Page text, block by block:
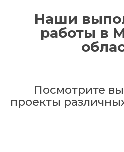
Наши
работы в
Посмотрите
проекты